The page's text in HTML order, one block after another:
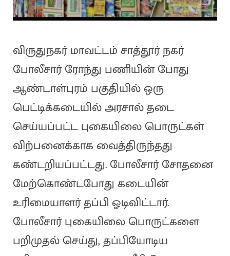
விருதுநகர் மாவட்டம் சாத்தூர் நகர்
போலீசார் ரோந்து பணியின் போது
ஆண்டாள்புரம் பகுதியில் ஒரு
பெட்டிக்கடையில் அரசால் தடை
செய்யப்பட்ட புகையிலை பொருட்கள்
விற்பனைக்காக வைத்திருந்தது
கண்டறியப்பட்டது. போலீசார் சோதனை
மேற்கொண்டபோது கடையின்
உரிமையாளர் தப்பி ஓடிவிட்டார்.
போலீசார் புகையிலை பொருட்களை
பறிமுதல் செய்து, தப்பியோடிய